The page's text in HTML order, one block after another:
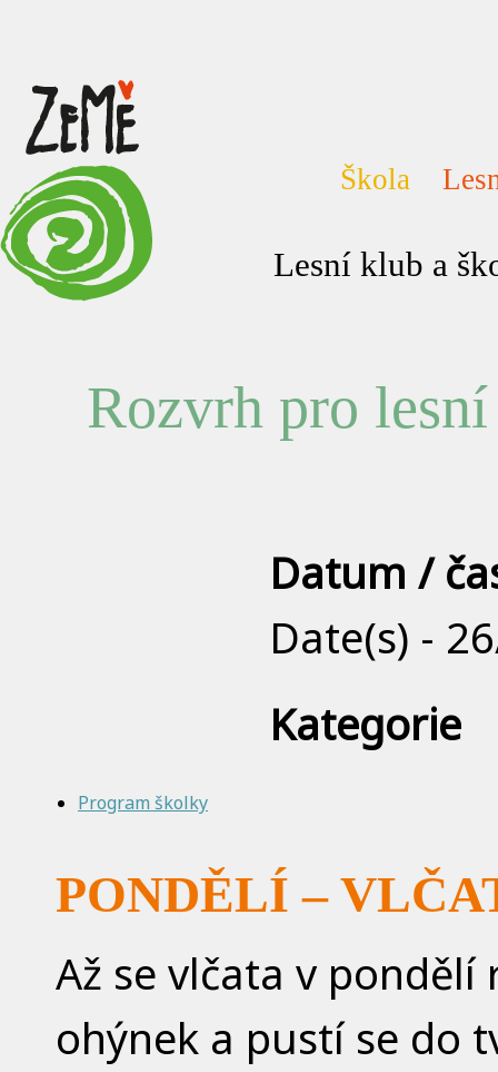
Škola
Lesní klub a
Rozvrh pro
Datum /
Date(s) -
Kategorie
Program školky
PONDĚLÍ –
Až se vlčata v
ohýnek a pustí se do